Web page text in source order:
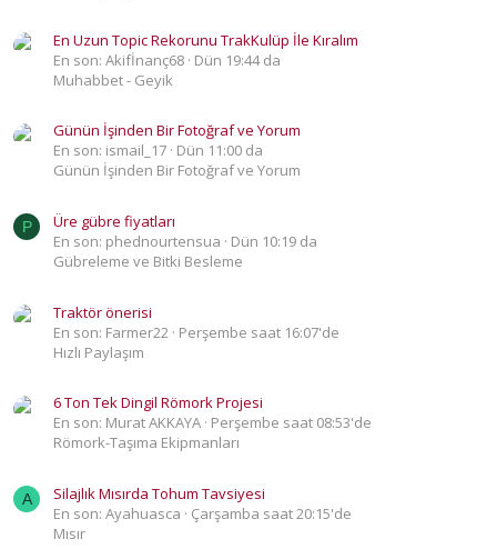
En Uzun Topic Rekorunu TrakKulüp İle Kıralım
En son: Akifİnanç68 Dün 19:44 da
Muhabbet - Geyik
Günün İşinden Bir Fotoğraf ve Yorum
En son: ismail_17 Dün 11:00 da
Günün İşinden Bir Fotoğraf ve Yorum
P
Üre gübre fiyatları
En son: phednourtensua
Dün 10:19 da
Gübreleme ve Bitki Besleme
Traktör önerisi
En son: Farmer22 Perşembe saat 16:07'de
Hızlı Paylaşım
6 Ton Tek Dingil Römork Projesi
En son: Murat AKKAYA Perşembe saat 08:53'de
Römork-Taşıma Ekipmanları
A
Silajlık Mısırda Tohum Tavsiyesi
En son: Ayahuasca
Çarşamba saat 20:15'de
Mısır